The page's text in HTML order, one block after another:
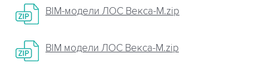
BIM-модели ЛОС Векса-М.zip
BIM модели ЛОС Векса-М.zip